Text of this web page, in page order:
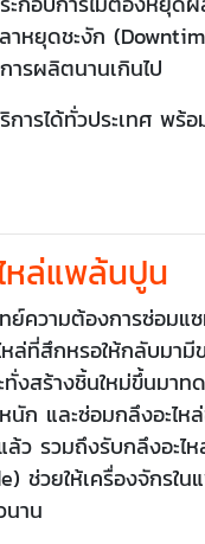
าหยุดชะงัก
ารผลิตนานเกินไป
การได้ทั่วประเทศ พร้อ
หล่แพล้นปูน
ย์ความต้องการซ่อม
ล่ที่สึกหรอให้กลับมามี
ทั่งสร้างชิ้นใหม่ขึ้นมา
นัก และซ่อมกลึงอะไห
ล้ว รวมถึงรับกลึงอะไ
ช่วยให้เครื่องจักรใ
นาน